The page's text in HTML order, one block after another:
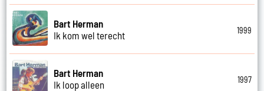
Bart Herman
Ik kom wel terecht
1999
Bart Herman
Ik loop alleen
1997